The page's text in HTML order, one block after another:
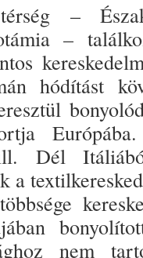
–
–
hódítást
ill. Dél
a
nem